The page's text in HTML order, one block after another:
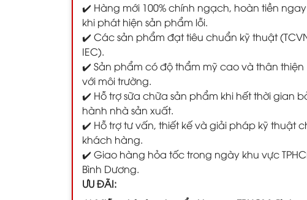
✔️ Hàng mới 100% chính ngạch, hoàn tiền ngay
khi phát hiện sản phẩm lỗi.
✔️ Các sản phẩm đạt tiêu chuẩn kỹ thuật
IEC).
✔️ Sản phẩm có độ thẩm mỹ cao và thân thiện
với môi trường.
✔️ Hỗ trợ sữa chữa sản phẩm khi hết thời gian
hành nhà sản xuất.
✔️ Hỗ trợ tư vấn, thiết kế và giải pháp kỹ thuật
khách hàng.
✔️ Giao hàng hỏa tốc trong ngày khu vực
Bình Dương.
ƯU ĐÃI: